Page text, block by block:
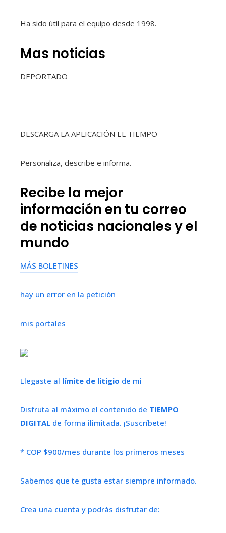
Ha sido útil para el equipo desde 1998.
Mas noticias
DEPORTADO
DESCARGA LA APLICACIÓN EL TIEMPO
Personaliza, describe e informa.
Recibe la mejor
información en tu correo
de noticias nacionales y el
mundo
MÁS BOLETINES
hay un error en la petición
mis portales
Llegaste al límite de litigio de mi
Disfruta al máximo el contenido de TIEMPO
DIGITAL de forma ilimitada. ¡Suscríbete!
* COP $900/mes durante los primeros meses
Sabemos que te gusta estar siempre informado.
Crea una cuenta y podrás disfrutar de: